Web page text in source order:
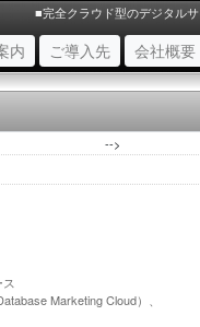
■完全クラウド型のデジタル
内 (現位置)
ご導入先 会社概要
-->
Marketing Cloud）、